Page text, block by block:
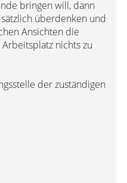
bringen will, dann
überdenken und
Ansichten die
nichts zu
der zuständigen